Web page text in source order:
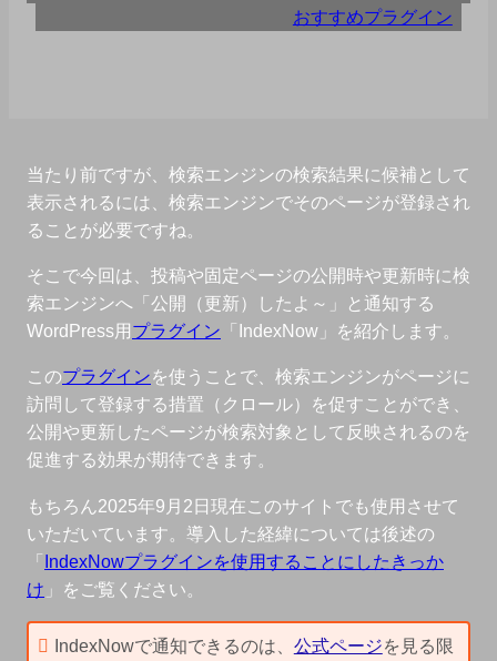
おすすめプラグイン
当たり前ですが、検索エンジンの検索結果に候補として
表示されるには、検索エンジンでそのページが登録され
ることが必要ですね。
そこで今回は、投稿や固定ページの公開時や更新時に検
索エンジンへ「公開（更新）したよ～」と通知する
WordPress用 プラグイン 「IndexNow」を紹介します。
このプラグインを使うことで、検索エンジンがページに
訪問して登録する措置（クロール）を促すことができ、
公開や更新したページが検索対象として反映されるのを
促進する効果が期待できます。
もちろん2025年9月2日現在このサイトでも使用させて
いただいています。導入した経緯については後述の
「IndexNowプラグインを使用することにしたきっか
け 」をご覧ください。
IndexNowで通知できるのは、 公式ページを見る限